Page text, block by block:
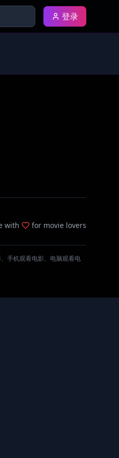
登录
with for movie lovers
手机观看电影、电脑观看电